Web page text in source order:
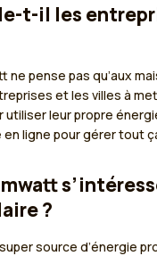
t-il les
ne pense pas qu’aux
et les villes à
leur propre
ligne pour gérer tout
?
source d’énergie